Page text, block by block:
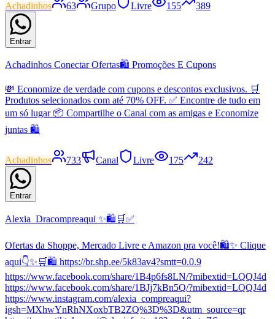
Achadinhos 63 Grupo Livre 155 389
Entrar
Achadinhos Conectar Ofertas🛍 Promoções E Cupons
💸 Economize de verdade com cupons e descontos exclusivos. 🛒
Produtos selecionados com até 70% OFF. ✅ Encontre de tudo em
um só lugar 📦 Compartilhe o Canal com as amigas e Economize
juntas 🛍
Achadinhos 733 Canal Livre 175 242
Entrar
Alexia_Dracompreaqui ✨🛍️🛒✅
Ofertas da Shoppe, Mercado Livre e Amazon pra você!🛍️✨ Clique
aqui👇✨🛒🛍️ https://br.shp.ee/5k83av4?smtt=0.0.9
https://www.facebook.com/share/1B4p6fs8LN/?mibextid=LQQJ4d
https://www.facebook.com/share/1BJj7kBn5Q/?mibextid=LQQJ4d
https://www.instagram.com/alexia_compreaqui?
igsh=MXhwYnRhNXoxbTB2ZQ%3D%3D&utm_source=qr